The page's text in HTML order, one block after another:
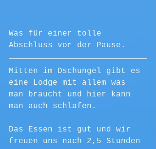
Was für einer tolle
Abschluss vor der Pause.
Mitten im Dschungel gibt es
eine Lodge mit allem was
man braucht und hier kann
man auch schlafen.
Das Essen ist gut und wir
freuen uns nach 2,5 Stunden